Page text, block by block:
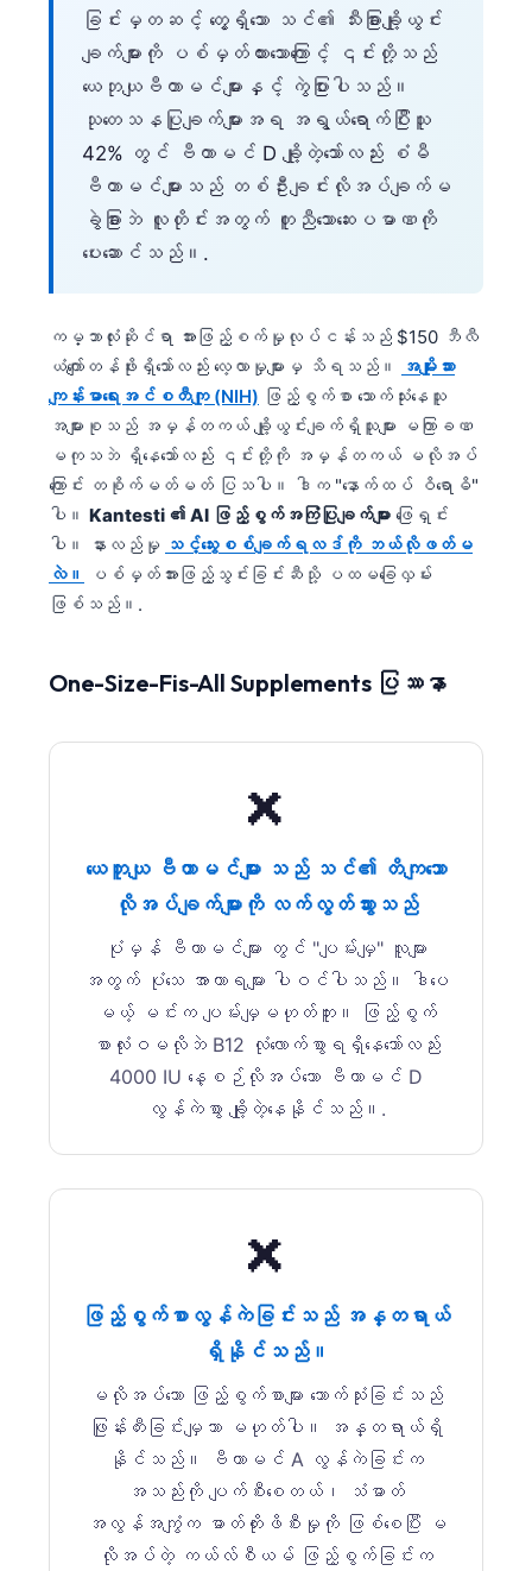
ခြင်းမှတဆင့် တွေ့ရှိသော သင်၏ သီးခြားချို့ယွင်း
ချက်များကို ပစ်မှတ်ထားသောကြောင့် ၎င်းတို့သည်
ယေဘုယျဗီတာမင်များနှင့် ကွဲပြားပါသည်။
သုတေသနပြုချက်များအရ အရွယ်ရောက်ပြီးသူ
42% တွင် ဗီတာမင် D ချို့တဲ့သော်လည်း စံမီ
ဗီတာမင်များသည် တစ်ဦးချင်းလိုအပ်ချက်မ
ခွဲခြားဘဲ လူတိုင်းအတွက် တူညီသောဆေးပမာဏကို
ပေးဆောင်သည်။.
ကမ္ဘာလုံးဆိုင်ရာ အားဖြည့်စက်မှုလုပ်ငန်းသည် $150 ဘီလီ
ယံကျော်တန်ဖိုးရှိသော်လည်း လေ့လာမှုများမှ သိရသည်။
အမျိုးသား
ကျန်းမာရေးအင်စတီကျု (NIH) ဖြည့်စွက်စာ သောက်သုံးနေသူ
အများစုသည် အမှန်တကယ် ချို့ယွင်းချက်ရှိသူများ မကြာခဏ
မကုသဘဲ ရှိနေသော်လည်း ၎င်းတို့ကို အမှန်တကယ် မလိုအပ်
ကြောင်း တစိုက်မတ်မတ် ပြသပါ။ ဒါက "နောက်ထပ် ဝိရောဓိ"
ပါ။ Kantesti ၏ AI ဖြည့်စွက်အကြံပြုချက်များ ဖြေရှင်း
ပါ။ နားလည်မှု သင့်သွေးစစ်ချက်ရလဒ်ကို ဘယ်လိုဖတ်မ
လဲ။
ပစ်မှတ်အားဖြည့်သွင်းခြင်းဆီသို့ ပထမခြေလှမ်း
ဖြစ်သည်။.
One-Size-Fis-All Supplements ပြဿနာ
❌
ယေဘူယျ ဗီတာမင်များ သည် သင်၏ တိကျသော
လိုအပ်ချက်များကို လက်လွတ်သွားသည်
ပုံမှန် ဗီတာမင်များ တွင် "ပျမ်းမျှ" လူများ
အတွက် ပုံသေ အာဟာရများ ပါဝင်ပါသည်။ ဒါပေ
မယ့် မင်းက ပျမ်းမျှမဟုတ်ဘူး။ ဖြည့်စွက်
စာလုံးဝမလိုဘဲ B12 လုံလောက်စွာရရှိနေသော်လည်း
4000 IU နေ့စဉ်လိုအပ်သော ဗီတာမင် D
လွန်ကဲစွာ ချို့တဲ့နေနိုင်သည်။.
❌
ဖြည့်စွက်စာလွန်ကဲခြင်းသည် အန္တရာယ်
ရှိနိုင်သည်။
မလိုအပ်သော ဖြည့်စွက်စာများ သောက်သုံးခြင်းသည်
ဖြုန်းတီးခြင်းမျှသာ မဟုတ်ပါ။ အန္တရာယ်ရှိ
နိုင်သည်။ ဗီတာမင် A လွန်ကဲခြင်းက
အသည်းကို ပျက်စီးစေတယ်၊ သံဓာတ်
အလွန်အကျွံက ဓာတ်တိုးဖိစီးမှုကို ဖြစ်စေပြီး မ
လိုအပ်တဲ့ ကယ်လ်စီယမ် ဖြည့်စွက်ခြင်းက